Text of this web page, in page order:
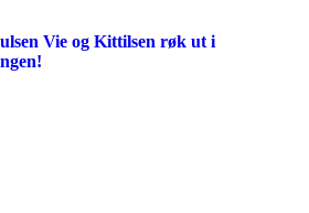
Vie og Kittilsen røk ut i